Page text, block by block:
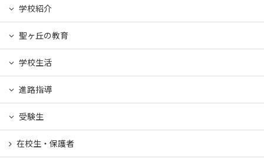
学校紹介
聖ヶ丘の教育
学校生活
進路指導
受験生
在校生・保護者